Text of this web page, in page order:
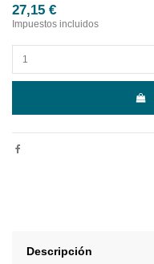
27,15 €
Impuestos incluidos
Descripción